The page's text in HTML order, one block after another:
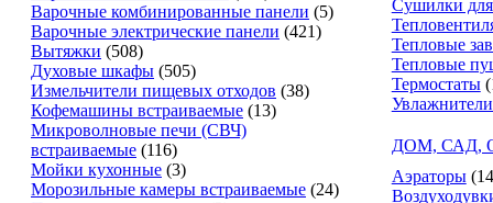
Варочные комбинированные панели (5)
Варочные электрические панели (421)
Вытяжки (508)
Духовые шкафы (505)
Измельчители пищевых отходов (38)
Кофемашины встраиваемые (13)
Микроволновые печи (СВЧ)
встраиваемые (116)
Мойки кухонные (3)
Морозильные камеры встраиваемые (24)
Сушилки
Тепловые
Тепловые
Термостаты
ДОМ, САД,
Аэраторы